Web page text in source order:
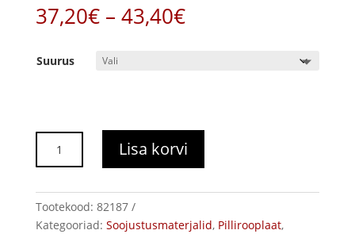
37,20€ – 43,40€Hinnavahemik:
37,20€
Suurus
kogus
Lisa korvi
Tootekood: 82187
Kategooriad: Soojustusmaterjalid, Pillirooplaat,